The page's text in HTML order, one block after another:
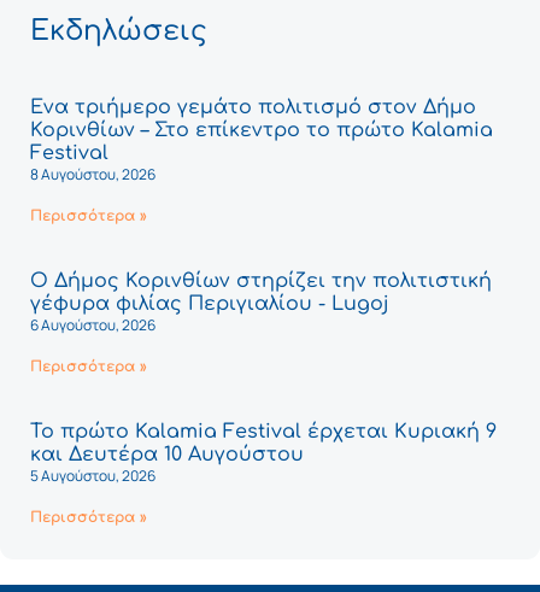
Εκδηλώσεις
Ένα τριήμερο γεμάτο πολιτισμό στον Δήμο
Κορινθίων – Στο επίκεντρο το πρώτο Kalamia
Festival
8 Αυγούστου, 2026
Περισσότερα »
Ο Δήμος Κορινθίων στηρίζει την πολιτιστική
γέφυρα φιλίας Περιγιαλίου - Lugoj
6 Αυγούστου, 2026
Περισσότερα »
Το πρώτο Kalamia Festival έρχεται Κυριακή 9
και Δευτέρα 10 Αυγούστου
5 Αυγούστου, 2026
Περισσότερα »